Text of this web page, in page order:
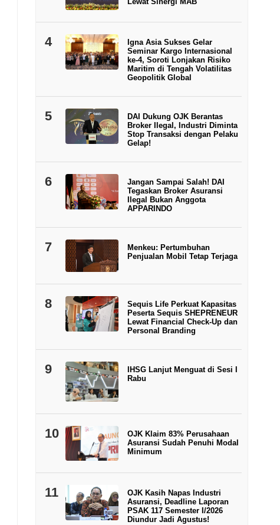
4
Igna Asia Sukses Gelar
Seminar Kargo Internasional
ke-4, Soroti Lonjakan Risiko
Maritim di Tengah Volatilitas
Geopolitik Global
5
DAI Dukung OJK Berantas
Broker Ilegal, Industri Diminta
Stop Transaksi dengan Pelaku
Gelap!
6
Jangan Sampai Salah! DAI
Tegaskan Broker Asuransi
Ilegal Bukan Anggota
APPARINDO
7
Menkeu: Pertumbuhan
Penjualan Mobil Tetap Terjaga
8
Sequis Life Perkuat Kapasitas
Peserta Sequis SHEPRENEUR
Lewat Financial Check-Up dan
Personal Branding
9
IHSG Lanjut Menguat di Sesi I
Rabu
10
OJK Klaim 83% Perusahaan
Asuransi Sudah Penuhi Modal
Minimum
11
OJK Kasih Napas Industri
Asuransi, Deadline Laporan
PSAK 117 Semester I/2026
Diundur Jadi Agustus!